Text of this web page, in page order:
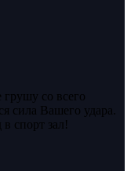
грушу со всего
сила Вашего удара.
спорт зал!